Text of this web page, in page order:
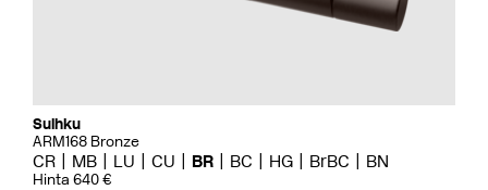
Suihku
ARM168 Bronze
CR MB LU CU BR BC HG BrBC BN
Hinta 640 €